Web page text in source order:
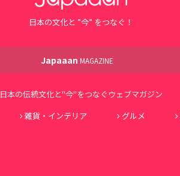
日本の文化と ”今” をつなぐ！
Japaaan MAGAZINE
日本の伝統文化と"今"をつなぐウェブマガジン
雑貨・インテリア グルメ